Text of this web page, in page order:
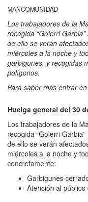
MANCOMUNIDAD
Los trabajadores de la
recogida “Goierri
de ello se verán
miércoles a la noche y
garbigunes, y recogidas
polígonos.
Para saber más entrar
Huelga general del 30
Los trabajadores de la
recogida “Goierri
de ello se verán
miércoles a la noche y
concretamente:
Garbigunes
Atención al público